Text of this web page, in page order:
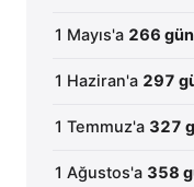
1 Mayıs'a 266 gün
1 Haziran'a 297
1 Temmuz'a 327
1 Ağustos'a 358